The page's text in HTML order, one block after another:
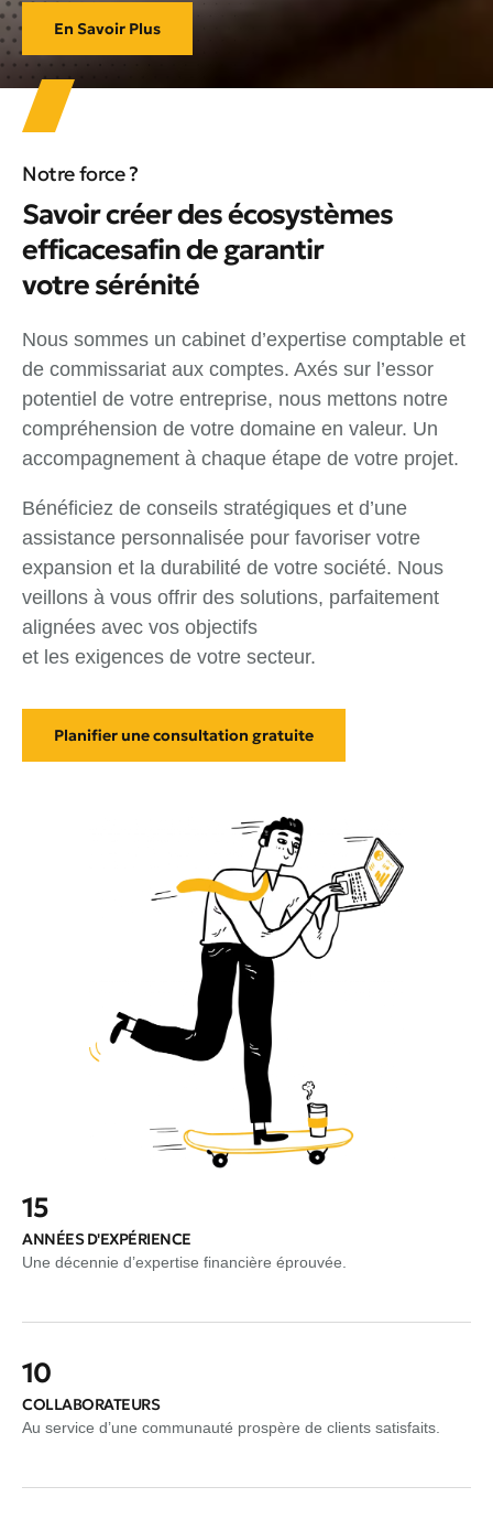
En Savoir Plus
Notre force ?
Savoir créer des écosystèmes
efficacesafin de garantir
votre sérénité
Nous sommes un cabinet d’expertise comptable et
de commissariat aux comptes. Axés sur l’essor
potentiel de votre entreprise, nous mettons notre
compréhension de votre domaine en valeur. Un
accompagnement à chaque étape de votre projet.
Bénéficiez de conseils stratégiques et d’une
assistance personnalisée pour favoriser votre
expansion et la durabilité de votre société. Nous
veillons à vous offrir des solutions, parfaitement
alignées avec vos objectifs
et les exigences de votre secteur.
Planifier une consultation gratuite
15
ANNÉES D'EXPÉRIENCE
Une décennie d’expertise financière éprouvée.
10
COLLABORATEURS
Au service d’une communauté prospère de clients satisfaits.